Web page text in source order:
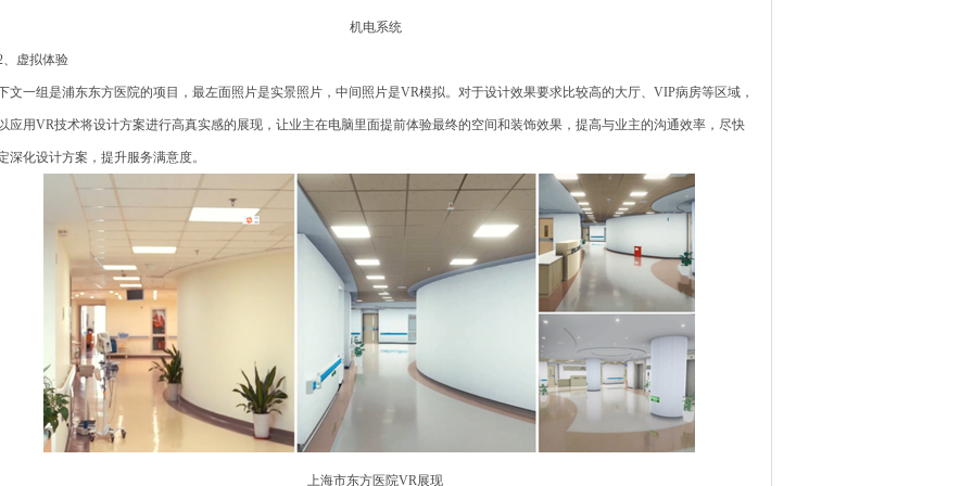
机电系统
虚拟体验
一组是浦东东方医院的项目，最左面照片是实景照片，中间照片是VR模拟。对于设计效果要求比较高的大厅、VIP病房等区域，
应用VR技术将设计方案进行高真实感的展现，让业主在电脑里面提前体验最终的空间和装饰效果，提高与业主的沟通效率，尽快
深化设计方案，提升服务满意度。
上海市东方医院VR展现